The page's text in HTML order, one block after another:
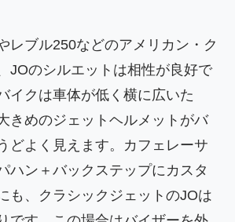
レブル250などのアメリカン・ク
JOのシルエットは相性が良好で
イクは車体が低く横に広いた
きめのジェットヘルメットがバ
どよく見えます。カフェレーサ
ハン＋バックステップにカスタ
も、クラシックジェットのJOは